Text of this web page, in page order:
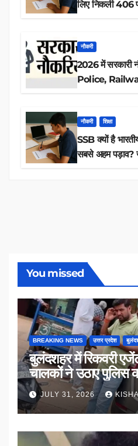
लिए निकली 406
नौकरी
2026 में सरकारी
Police,
नौकरी शिक्षा
SSB क्यों है
सबसे अहम पड़ाव?
You missed
BREAKING NEWS उत्तर प्रदेश
बुलंदशहर में रिकवरी एजेंटों की
चालकों ने उठाए पुलिस
JULY 31, 2026